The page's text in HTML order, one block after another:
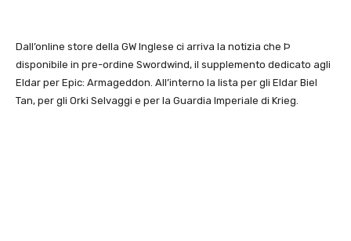
Dall’online store della GW Inglese ci arriva la notizia che Þ
disponibile in pre-ordine Swordwind, il supplemento dedicato agli
Eldar per Epic: Armageddon. All’interno la lista per gli Eldar Biel
Tan, per gli Orki Selvaggi e per la Guardia Imperiale di Krieg.